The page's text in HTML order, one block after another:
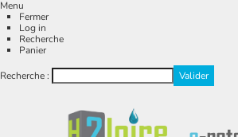
Menu
Fermer
Log in
Recherche
Panier
Recherche :